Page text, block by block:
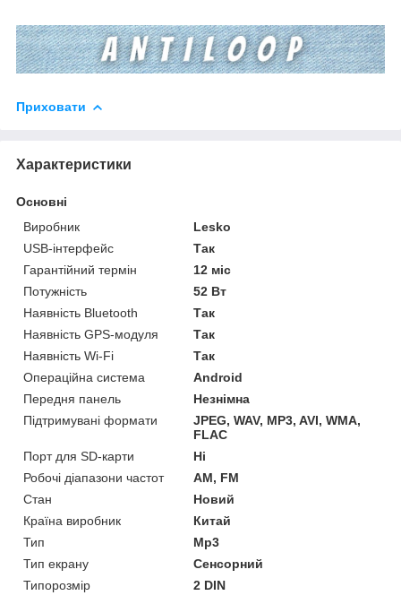
Приховати
Характеристики
Основні
Виробник
Lesko
USB-інтерфейс
Так
Гарантійний термін
12 міс
Потужність
52 Вт
Наявність Bluetooth
Так
Наявність GPS-модуля
Так
Наявність Wi-Fi
Так
Операційна система
Android
Передня панель
Незнімна
Підтримувані формати
JPEG, WAV, MP3, AVI, WMA,
FLAC
Порт для SD-карти
Ні
Робочі діапазони частот
AM, FM
Стан
Новий
Країна виробник
Китай
Тип
Mp3
Тип екрану
Сенсорний
Типорозмір
2 DIN